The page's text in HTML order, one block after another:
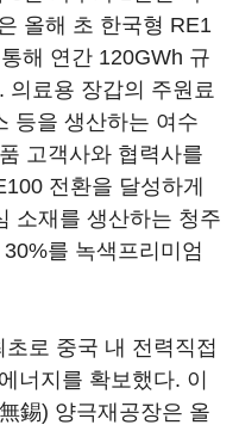
올해 초 한국형 RE1
해 연간 120GWh 규
의료용 장갑의 주원료
등을 생산하는 여수
고객사와 협력사를
전환을 달성하게
소재를 생산하는 청주
를 녹색프리미엄
로 중국 내 전력직접
너지를 확보했다. 이
錫) 양극재공장은 올